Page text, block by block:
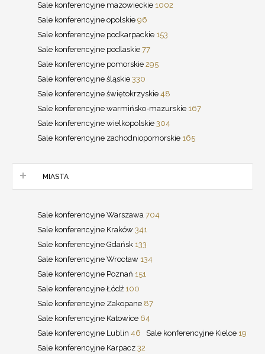
Sale konferencyjne mazowieckie 1002
Sale konferencyjne opolskie 96
Sale konferencyjne podkarpackie 153
Sale konferencyjne podlaskie 77
Sale konferencyjne pomorskie 295
Sale konferencyjne śląskie 330
Sale konferencyjne świętokrzyskie 48
Sale konferencyjne warmińsko-mazurskie 167
Sale konferencyjne wielkopolskie 304
Sale konferencyjne zachodniopomorskie 165
MIASTA
Sale konferencyjne Warszawa 704
Sale konferencyjne Kraków 341
Sale konferencyjne Gdańsk 133
Sale konferencyjne Wrocław 134
Sale konferencyjne Poznań 151
Sale konferencyjne Łódź 100
Sale konferencyjne Zakopane 87
Sale konferencyjne Katowice 64
Sale konferencyjne Lublin 46 Sale konferencyjne Kielce 19
Sale konferencyjne Karpacz 32